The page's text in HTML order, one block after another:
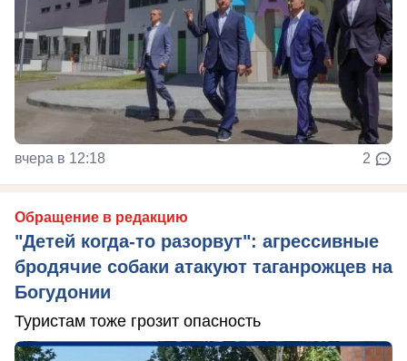
вчера в 12:18 2
Обращение в редакцию
"Детей когда-то разорвут": агрессивные
бродячие собаки атакуют таганрожцев на
Богудонии
Туристам тоже грозит опасность